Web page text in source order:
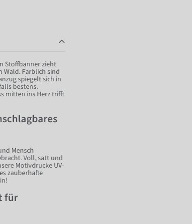
Stoffbanner zieht
Wald. Farblich sind
spiegelt sich in
bestens.
mitten ins Herz trifft
Mensch
Voll, satt und
Motivdrucke UV-
zauberhafte
für